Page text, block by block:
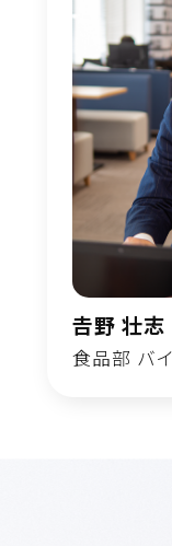
𠮷野 壮志
食品部 バ